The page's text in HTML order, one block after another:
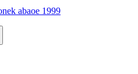
abaoe 1999